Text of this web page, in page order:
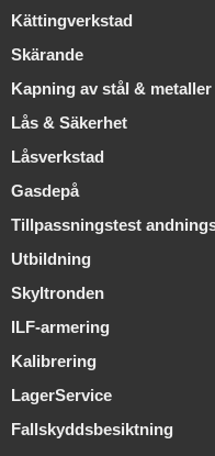
Kättingverkstad
Skärande
Kapning av stål & metaller
Lås & Säkerhet
Låsverkstad
Gasdepå
Tillpassningstest
Utbildning
Skyltronden
ILF-armering
Kalibrering
LagerService
Fallskyddsbesiktning